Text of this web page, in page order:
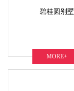
MORE+
碧桂圆别墅